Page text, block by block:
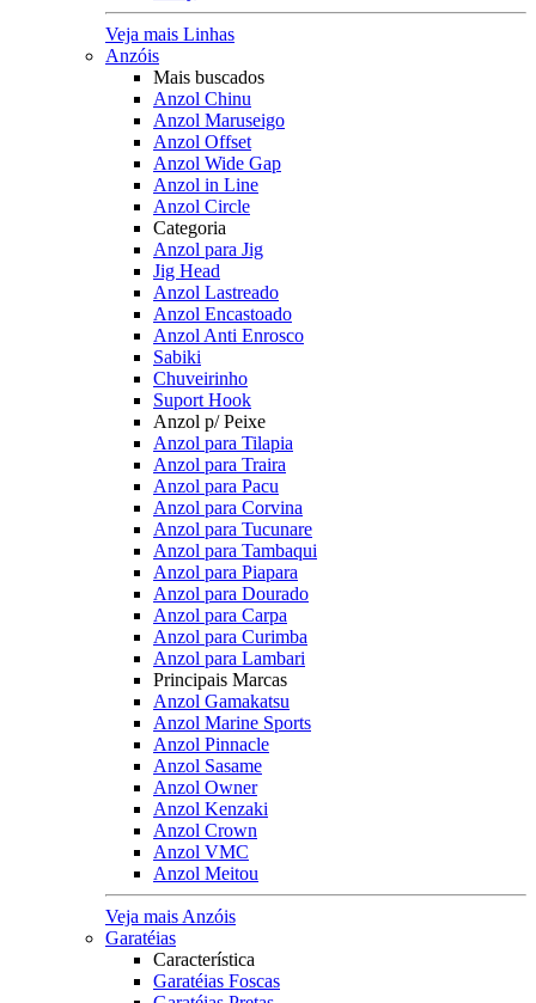
Veja mais Linhas
Anzóis
Mais buscados
Anzol Chinu
Anzol Maruseigo
Anzol Offset
Anzol Wide Gap
Anzol in Line
Anzol Circle
Categoria
Anzol para Jig
Jig Head
Anzol Lastreado
Anzol Encastoado
Anzol Anti Enrosco
Sabiki
Chuveirinho
Suport Hook
Anzol p/ Peixe
Anzol para Tilapia
Anzol para Traira
Anzol para Pacu
Anzol para Corvina
Anzol para Tucunare
Anzol para Tambaqui
Anzol para Piapara
Anzol para Dourado
Anzol para Carpa
Anzol para Curimba
Anzol para Lambari
Principais Marcas
Anzol Gamakatsu
Anzol Marine Sports
Anzol Pinnacle
Anzol Sasame
Anzol Owner
Anzol Kenzaki
Anzol Crown
Anzol VMC
Anzol Meitou
Veja mais Anzóis
Garatéias
Característica
Garatéias Foscas